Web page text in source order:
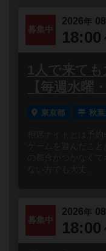
募集中
2026年 08
18:00
1人で来て
【毎週水曜
東京都 秋
相席ナイトとは予
ゲームを遊んだこ
の都合がつかなく
ない方でも大丈...
募集中
2026年 08
18:00